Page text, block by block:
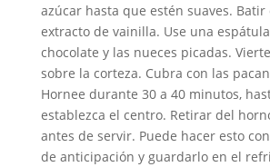
azúcar hasta que estén suaves.
extracto de vainilla. Use una
chocolate y las nueces picadas.
sobre la corteza. Cubra con las
Hornee durante 30 a 40 minutos,
establezca el centro. Retirar del
antes de servir. Puede hacer esto
de anticipación y guardarlo en el